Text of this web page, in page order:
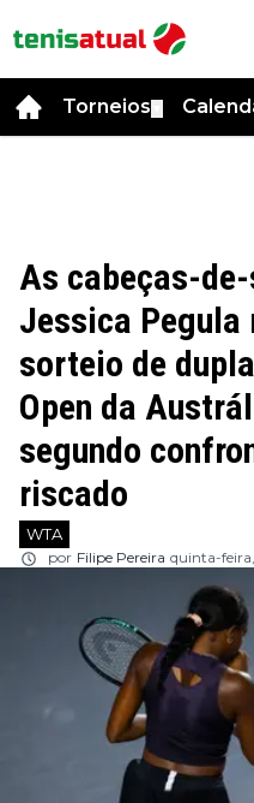
Torneios
As cabeças-
Jessica
sorteio de
Open da
segundo
riscado
WTA
por Filipe Pereira quinta-